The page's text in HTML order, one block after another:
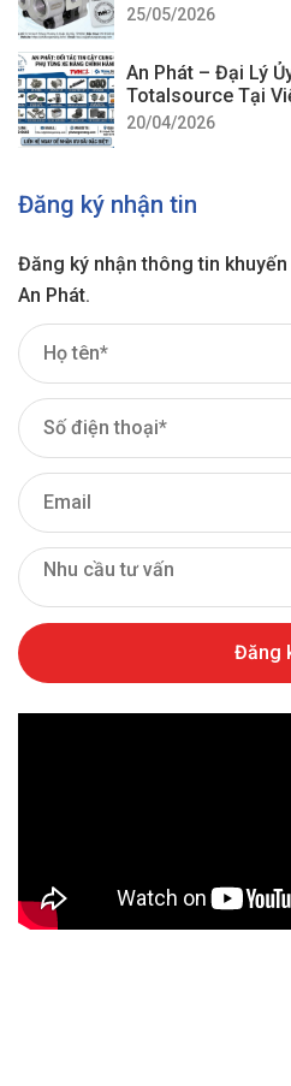
25/05/2026
An Phát – Đại Lý
Totalsource Tại
20/04/2026
Đăng ký nhận tin
Đăng ký nhận thông tin
An Phát.